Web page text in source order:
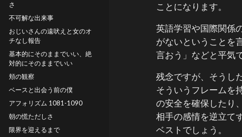
ことになります。
英語学習や国際関係
がないということを
言おう」などと平気
残念ですが、そうし
そういうフレームを
の安全を確保したり
相手の感情を逆立て
ベストでしょう。
さ
不可解な出来事
おじいさんの遠吠えと女のオ
チなし報告
基本的にそのままでいい、絶
対的にそのままでいい
頬の観察
ベースと出会う前の僕
アフォリズム 1081-1090
朝の慌ただしさ
限界を迎えるまで